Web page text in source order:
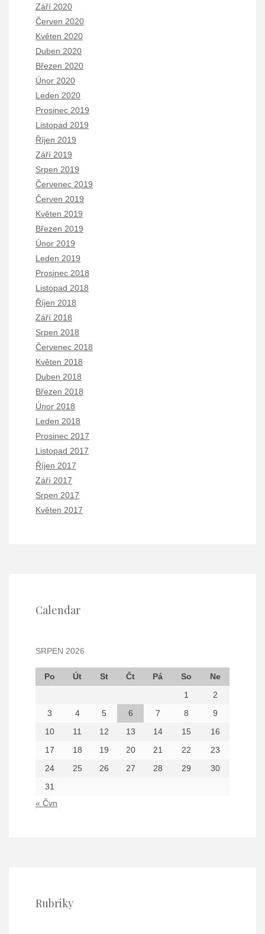
Září 2020
Červen 2020
Květen 2020
Duben 2020
Březen 2020
Únor 2020
Leden 2020
Prosinec 2019
Listopad 2019
Říjen 2019
Září 2019
Srpen 2019
Červenec 2019
Červen 2019
Květen 2019
Březen 2019
Únor 2019
Leden 2019
Prosinec 2018
Listopad 2018
Říjen 2018
Září 2018
Srpen 2018
Červenec 2018
Květen 2018
Duben 2018
Březen 2018
Únor 2018
Leden 2018
Prosinec 2017
Listopad 2017
Říjen 2017
Září 2017
Srpen 2017
Květen 2017
Calendar
SRPEN 2026
Po Út St Čt Pá So
Ne
1
2
3
4 5 6 7 8
9
10
11 12 13 14 15
16
17
18 19 20 21 22
23
24
25 26 27 28 29
30
31
« Čvn
Rubriky